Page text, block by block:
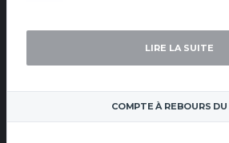
LIRE LA SUITE
COMPTE À REBOURS DU